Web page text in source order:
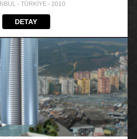
- TÜRKİYE - 2010
DETAY